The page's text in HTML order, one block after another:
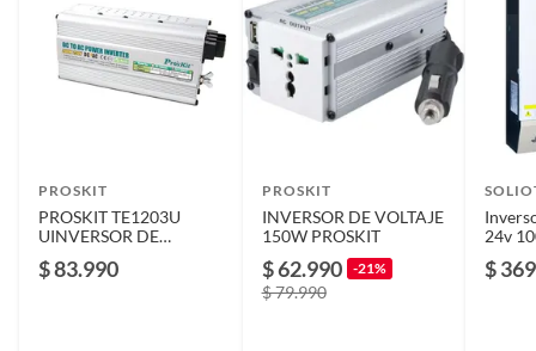
PROSKIT
PROSKIT TE1203U
UINVERSOR DE
$ 83.990
PROSKIT
INVERSOR DE VOLTAJE
150W PROSKIT
$ 62.990 -21%
$ 79.990
24v
$